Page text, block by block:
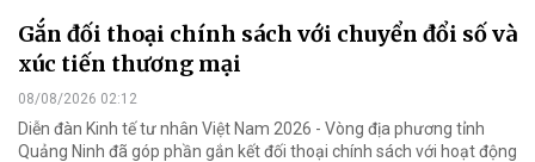
Gắn đối thoại chính sách với chuyển đổi số và
xúc tiến thương mại
08/08/2026 02:12
Diễn đàn Kinh tế tư nhân Việt Nam 2026 - Vòng địa phương tỉnh
Quảng Ninh đã góp phần gắn kết đối thoại chính sách với hoạt động